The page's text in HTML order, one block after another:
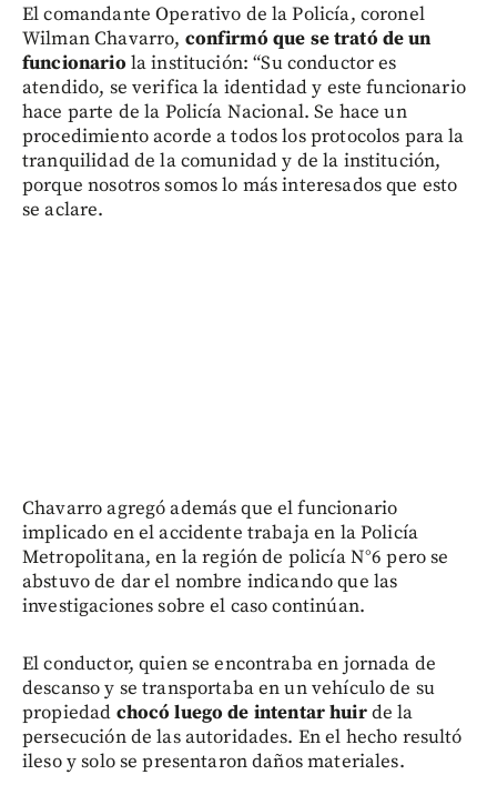
El comandante Operativo de la Policía, coronel
Wilman Chavarro, confirmó que se trató de un
funcionario la institución: “Su conductor es
atendido, se verifica la identidad y este funcionario
hace parte de la Policía Nacional. Se hace un
procedimiento acorde a todos los protocolos para la
tranquilidad de la comunidad y de la institución,
porque nosotros somos lo más interesados que esto
se aclare.
Chavarro agregó además que el funcionario
implicado en el accidente trabaja en la Policía
Metropolitana, en la región de policía N°6 pero se
abstuvo de dar el nombre indicando que las
investigaciones sobre el caso continúan.
El conductor, quien se encontraba en jornada de
descanso y se transportaba en un vehículo de su
propiedad chocó luego de intentar huirde la
persecución de las autoridades. En el hecho resultó
ileso y solo se presentaron daños materiales.